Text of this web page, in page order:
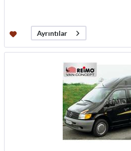
Ayrıntılar